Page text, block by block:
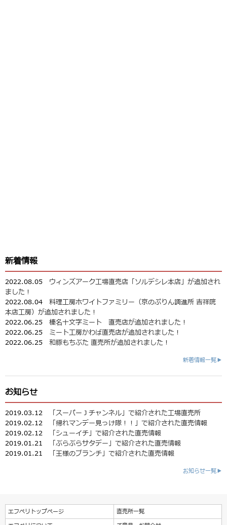
新着情報
2022.08.05 ウィンズアーク工場直売店「ソルデシレ本店」が追加され
ました！
2022.08.04 料理工房ホワイトファミリー（京のぷりん調進所 吉祥院
本店工房）が追加されました！
2022.06.25 榛名十文字ミート 直売店が追加されました！
2022.06.25 ミート工房かわば直売店が追加されました！
2022.06.25 和豚もちぶた 直売所が追加されました！
新着情報一覧▶
お知らせ
2019.03.12
「スーパーＪチャンネル」で紹介された工場直売所
2019.02.12
「帰れマンデー見っけ隊！！」で紹介された直売情報
2019.02.12
「シューイチ」で紹介された直売情報
2019.01.21
「ぶらぶらサタデー」で紹介された直売情報
2019.01.21
「王様のブランチ」で紹介された直売情報
お知らせ一覧▶
エフペリトップページ
直売所一覧